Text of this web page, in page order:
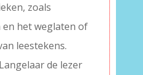
zoals
het weglaten of
leestekens.
de lezer